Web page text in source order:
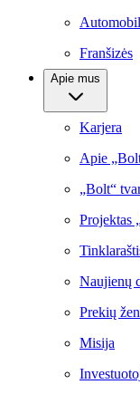
Franšizės
Apie mus
Karjera
Apie
„Bolt“
Projektas
Naujienų
Prekių
Misija